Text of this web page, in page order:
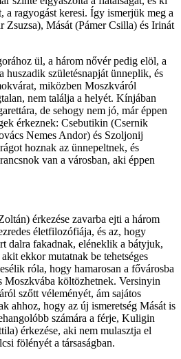
a ragyogást keresi. Így ismerjük meg a
Mását (Pámer Csilla) és Irinát
ül, a három nővér pedig elöl, a
születésnapját ünneplik, és
miközben Moszkváról
nem találja a helyét. Kínjában
de sehogy nem jó, már éppen
érkeznek: Csebutikin (Csernik
Nemes Andor) és Szoljonij
hoznak az ünnepeltnek, és
van a városban, aki éppen
érkezése zavarba ejti a három
életfilozófiája, és az, hogy
dalra fakadnak, eléneklik a bátyjuk,
ekkor mutatnak be tehetséges
róla, hogy hamarosan a fővárosba
Moszkvába költözhetnek. Versinyin
szőtt véleményét, ám sajátos
ahhoz, hogy az új ismeretség Mását is
számára a férje, Kuligin
érkezése, aki nem mulasztja el
fölényét a társaságban.